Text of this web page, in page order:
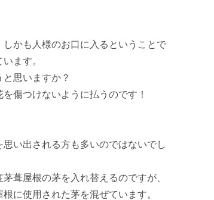
かも人様のお口に入るということで
ます。
思いますか？
傷つけないように払うのです！
い出される方も多いのではないでし
葺屋根の茅を入れ替えるのですが、
に使用された茅を混ぜています。